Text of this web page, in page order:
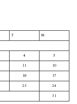
M
T
3
4
10
11
17
18
24
25
31